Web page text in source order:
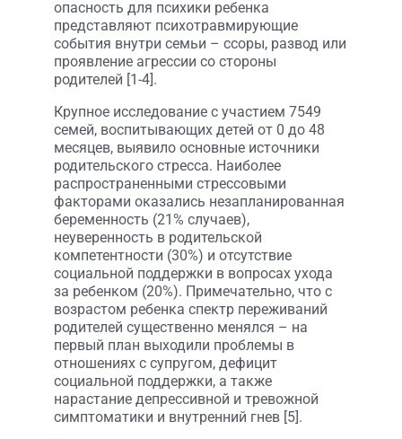
опасность для психики ребенка
представляют психотравмирующие
события внутри семьи – ссоры, развод или
проявление агрессии со стороны
родителей [1-4].
Крупное исследование с участием 7549
семей, воспитывающих детей от 0 до 48
месяцев, выявило основные источники
родительского стресса. Наиболее
распространенными стрессовыми
факторами оказались незапланированная
беременность (21% случаев),
неуверенность в родительской
компетентности (30%) и отсутствие
социальной поддержки в вопросах ухода
за ребенком (20%). Примечательно, что с
возрастом ребенка спектр переживаний
родителей существенно менялся – на
первый план выходили проблемы в
отношениях с супругом, дефицит
социальной поддержки, а также
нарастание депрессивной и тревожной
симптоматики и внутренний гнев [5].